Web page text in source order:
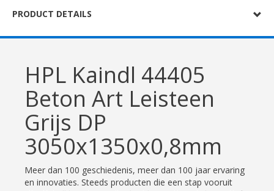
PRODUCT DETAILS
HPL Kaindl 44405
Beton Art Leisteen
Grijs DP
3050x1350x0,8mm
Meer dan 100 geschiedenis, meer dan 100 jaar ervaring
en innovaties. Steeds producten die een stap vooruit